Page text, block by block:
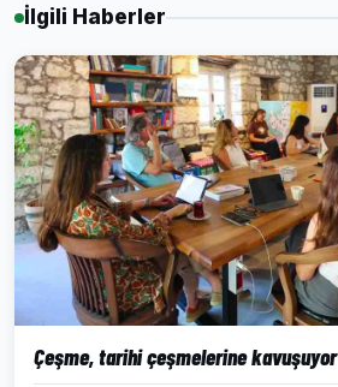
İlgili Haberler
Çeşme, tarihi çeşmelerine kavuşuyor